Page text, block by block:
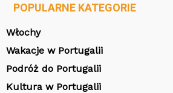
POPULARNE KATEGORIE
Włochy
Wakacje w Portugalii
Podróż do Portugalii
Kultura w Portugalii